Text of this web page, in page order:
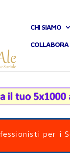
CHI SIAMO
COLLABORA
per i